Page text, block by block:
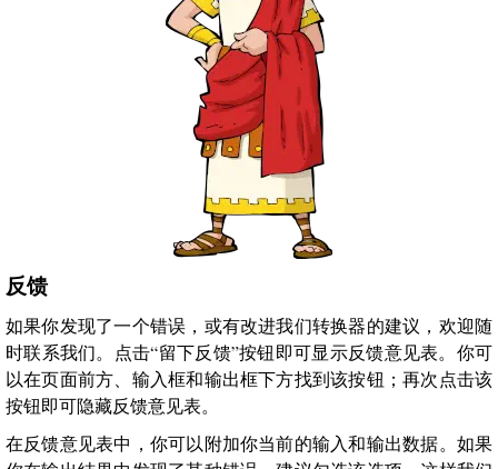
反馈
如果你发现了一个错误，或有改进我们转换器的建议，欢迎随
时联系我们。点击“留下反馈”按钮即可显示反馈意见表。你可
以在页面前方、输入框和输出框下方找到该按钮；再次点击该
按钮即可隐藏反馈意见表。
在反馈意见表中，你可以附加你当前的输入和输出数据。如果